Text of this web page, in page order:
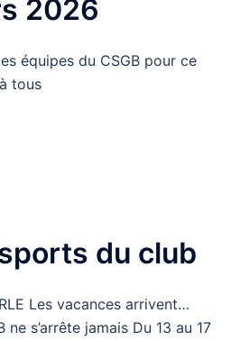
2026
équipes du CSGB pour ce
tous
du club
Les vacances arrivent…
ne s’arrête jamais Du 13 au 17